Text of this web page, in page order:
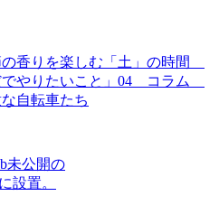
香りを楽しむ「土」の時間
でやりたいこと」04 コラム
自転車たち
未公開の
設置。